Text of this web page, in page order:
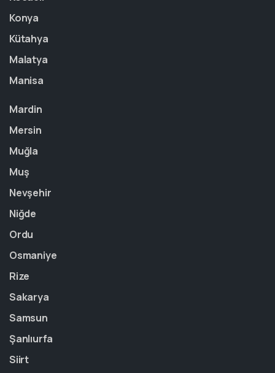
Konya
Kütahya
Malatya
Manisa
Mardin
Mersin
Muğla
Muş
Nevşehir
Niğde
Ordu
Osmaniye
Rize
Sakarya
Samsun
Şanlıurfa
Siirt